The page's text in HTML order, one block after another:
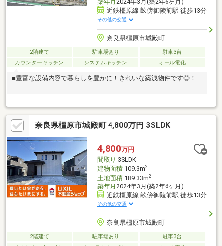
築年月 2024年3月(築2年6ヶ月)
近鉄橿原線 畝傍御陵前駅 徒歩13分
その他の交通
奈良県橿原市城殿町
2階建て 駐車場あり
駐車3台
カウンターキッチン
システムキッチン オール電化
■豊富な設備内容で暮らしを豊かに！きれいな築浅物件です◎！
奈良県橿原市城殿町 4,800万円 3SLDK
4,800万円
間取り 3SLDK
建物面積109.3m2
土地面積189.33m2
築年月 2024年3月(築2年6ヶ月)
近鉄橿原線 畝傍御陵前駅 徒歩13分
その他の交通
奈良県橿原市城殿町
2階建て 駐車場あり
駐車3台